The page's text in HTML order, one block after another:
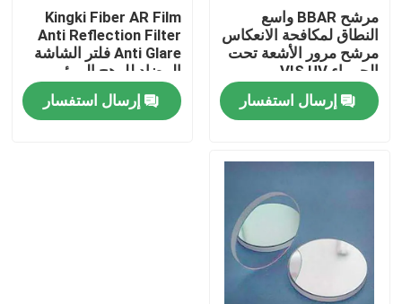
جولة في المعمل
ضبط الجودة
اتصل بنا
مرشح النطاق البصري
فلتر الفلوريسانس
مرشح BBAR واسع
النطاق لمكافحة الانعكاس
مرشح مرور الأشعة تحت
الحمراء VIS UV
إرسال استفسار
Kingki Fiber AR Film
Anti Reflection Filter
Anti Glare فلتر الشاشة
المضاد للوهج المرئي
إرسال استفسار